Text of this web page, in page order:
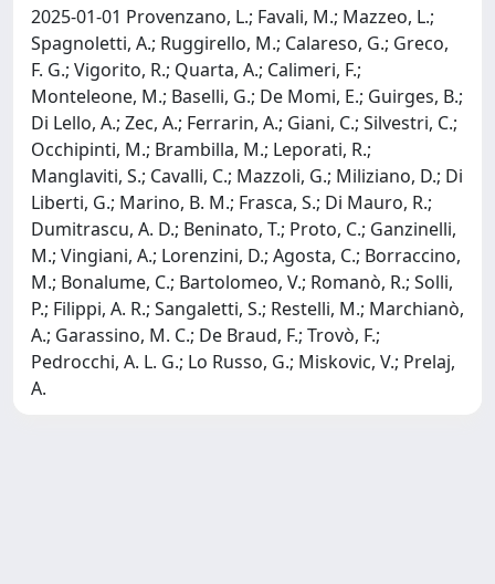
2025-01-01 Provenzano, L.; Favali, M.; Mazzeo, L.;
Spagnoletti, A.; Ruggirello, M.; Calareso, G.; Greco,
F. G.; Vigorito, R.; Quarta, A.; Calimeri, F.;
Monteleone, M.; Baselli, G.; De Momi, E.; Guirges, B.;
Di Lello, A.; Zec, A.; Ferrarin, A.; Giani, C.; Silvestri, C.;
Occhipinti, M.; Brambilla, M.; Leporati, R.;
Manglaviti, S.; Cavalli, C.; Mazzoli, G.; Miliziano, D.; Di
Liberti, G.; Marino, B. M.; Frasca, S.; Di Mauro, R.;
Dumitrascu, A. D.; Beninato, T.; Proto, C.; Ganzinelli,
M.; Vingiani, A.; Lorenzini, D.; Agosta, C.; Borraccino,
M.; Bonalume, C.; Bartolomeo, V.; Romanò, R.; Solli,
P.; Filippi, A. R.; Sangaletti, S.; Restelli, M.; Marchianò,
A.; Garassino, M. C.; De Braud, F.; Trovò, F.;
Pedrocchi, A. L. G.; Lo Russo, G.; Miskovic, V.; Prelaj,
A.